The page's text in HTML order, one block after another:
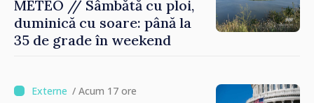
METEO // Sâmbătă cu ploi,
duminică cu soare: până la
35 de grade în weekend
/ Acum 17 ore